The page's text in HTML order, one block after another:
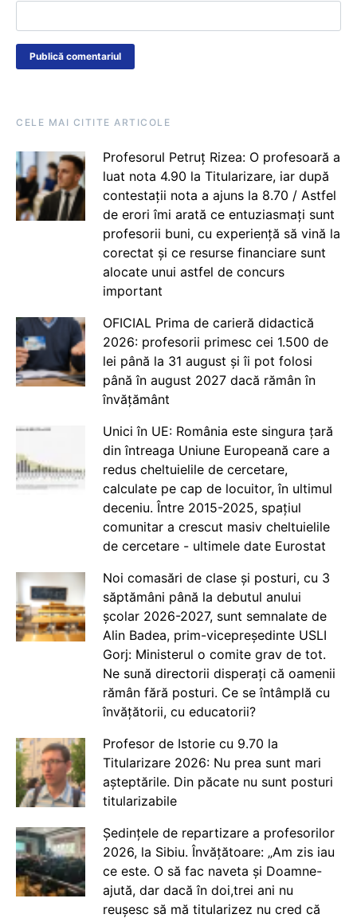
CELE MAI CITITE ARTICOLE
Profesorul Petruț Rizea: O profesoară a
luat nota 4.90 la Titularizare, iar după
contestații nota a ajuns la 8.70 / Astfel
de erori îmi arată ce entuziasmați sunt
profesorii buni, cu experiență să vină la
corectat și ce resurse financiare sunt
alocate unui astfel de concurs
important
OFICIAL Prima de carieră didactică
2026: profesorii primesc cei 1.500 de
lei până la 31 august și îi pot folosi
până în august 2027 dacă rămân în
învățământ
Unici în UE: România este singura țară
din întreaga Uniune Europeană care a
redus cheltuielile de cercetare,
calculate pe cap de locuitor, în ultimul
deceniu. Între 2015-2025, spațiul
comunitar a crescut masiv cheltuielile
de cercetare - ultimele date Eurostat
Noi comasări de clase și posturi, cu 3
săptămâni până la debutul anului
școlar 2026-2027, sunt semnalate de
Alin Badea, prim-vicepreședinte USLI
Gorj: Ministerul o comite grav de tot.
Ne sună directorii disperați că oamenii
rămân fără posturi. Ce se întâmplă cu
învățătorii, cu educatorii?
Profesor de Istorie cu 9.70 la
Titularizare 2026: Nu prea sunt mari
așteptările. Din păcate nu sunt posturi
titularizabile
Ședințele de repartizare a profesorilor
2026, la Sibiu. Învățătoare: „Am zis iau
ce este. O să fac naveta și Doamne-
ajută, dar dacă în doi,trei ani nu
reușesc să mă titularizez nu cred că